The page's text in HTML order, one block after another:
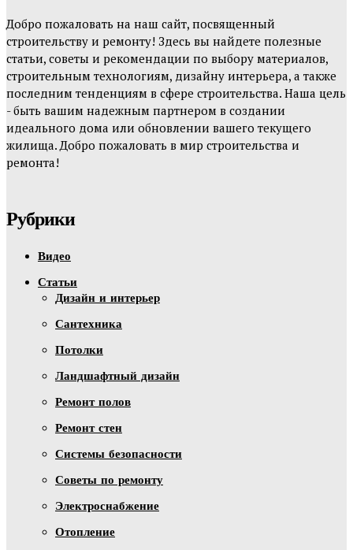
Добро пожаловать на наш сайт, посвященный
строительству и ремонту! Здесь вы найдете полезные
статьи, советы и рекомендации по выбору материалов,
строительным технологиям, дизайну интерьера, а также
последним тенденциям в сфере строительства. Наша цель
- быть вашим надежным партнером в создании
идеального дома или обновлении вашего текущего
жилища. Добро пожаловать в мир строительства и
ремонта!
Рубрики
Видео
Статьи
Дизайн и интерьер
Сантехника
Потолки
Ландшафтный дизайн
Ремонт полов
Ремонт стен
Системы безопасности
Советы по ремонту
Электроснабжение
Отопление